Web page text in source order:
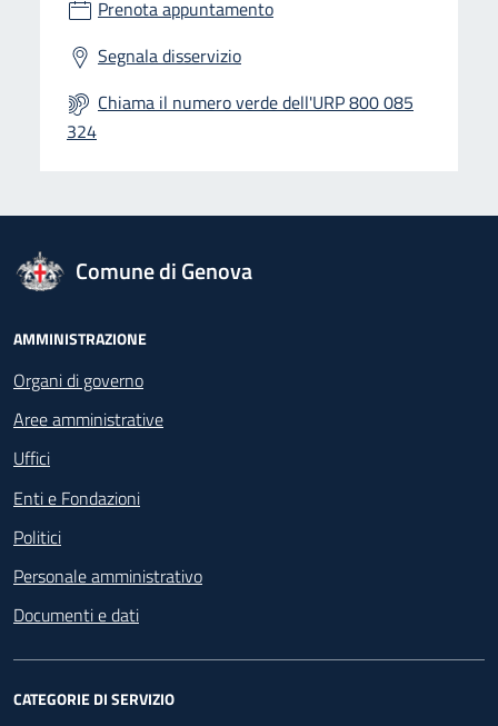
Prenota appuntamento
Segnala disservizio
Chiama il numero verde dell'URP 800 085
324
logo Unione Europea
Comune di Genova
Footer - Navigazione
AMMINISTRAZIONE
Organi di governo
Aree amministrative
Uffici
Enti e Fondazioni
Politici
Personale amministrativo
Documenti e dati
CATEGORIE DI SERVIZIO